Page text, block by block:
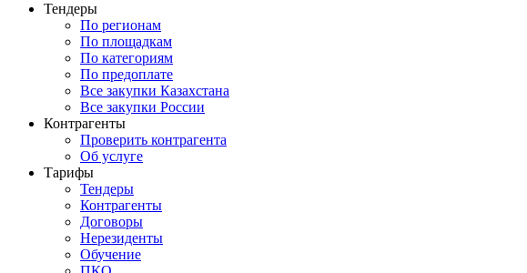
Тендеры
По регионам
По площадкам
По категориям
По предоплате
Все закупки Казахстана
Все закупки России
Контрагенты
Проверить контрагента
Об услуге
Тарифы
Тендеры
Контрагенты
Договоры
Нерезиденты
Обучение